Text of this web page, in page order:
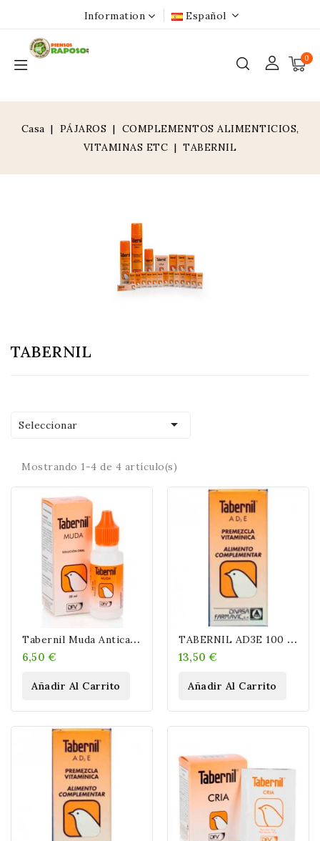
Information Español
0
Casa PÁJAROS
COMPLEMENTOS ALIMENTICIOS,
VITAMINAS ETC
TABERNIL
TABERNIL
Seleccionar 
Mostrando 1-4 de 4 artículo(s)
T
Abernil Muda Anticaída De Plumas 20 Ml
6,50 €
Añadir Al Carrito
T
ABERNIL AD3E 100 ML
13,50 €
Añadir Al Carrito